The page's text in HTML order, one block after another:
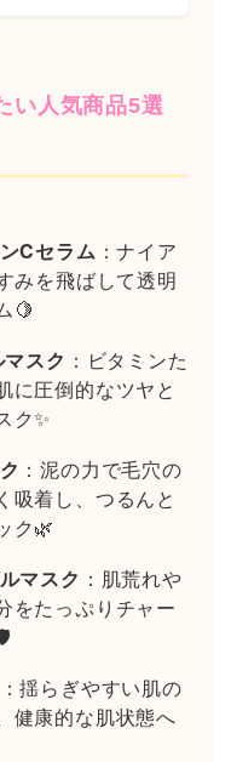
い人気商品5選
Cセラム ：ナイア
みを飛ばして透明
🍋
スク ：ビタミンた
に圧倒的なツヤと
ク✨
：泥の力で毛穴の
吸着し、つるんと
ク🌿
マスク ：肌荒れや
をたっぷりチャー
：揺らぎやすい肌の
健康的な肌状態へ